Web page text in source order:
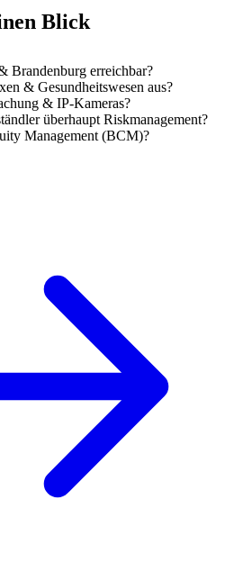
Blick
Brandenburg erreichbar?
& Gesundheitswesen aus?
& IP-Kameras?
überhaupt Riskmanagement?
Management (BCM)?